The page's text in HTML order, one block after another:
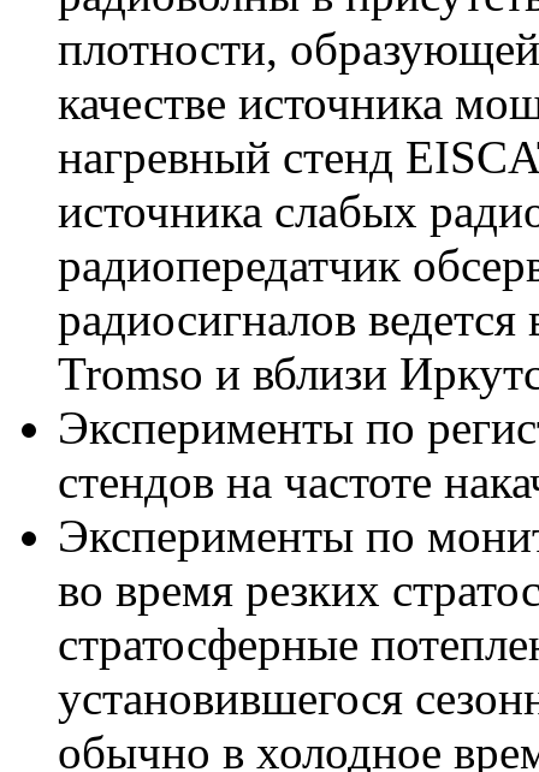
плотности,
качестве источника
нагревный стенд
источника слабых
радиопередатчик
радиосигналов ведется
Tromso и вблизи
Эксперименты по
стендов на частоте
Эксперименты по
во время резких
стратосферные
установившегося
обычно в холодное